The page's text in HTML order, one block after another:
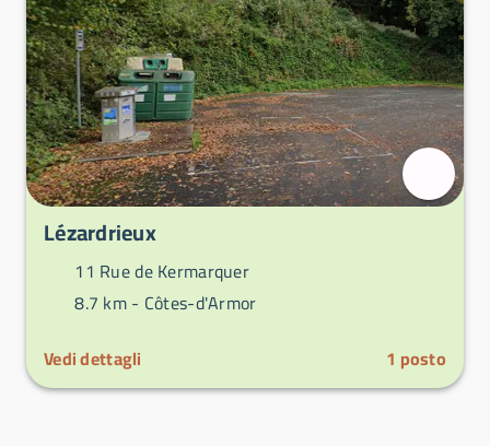
Lézardrieux
11 Rue de Kermarquer
8.7 km - Côtes-d'Armor
Vedi dettagli
1 posto